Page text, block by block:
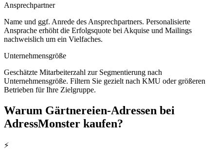
Ansprechpartner
Name und ggf. Anrede des Ansprechpartners. Personalisierte
Ansprache erhöht die Erfolgsquote bei Akquise und Mailings
nachweislich um ein Vielfaches.
Unternehmensgröße
Geschätzte Mitarbeiterzahl zur Segmentierung nach
Unternehmensgröße. Filtern Sie gezielt nach KMU oder größeren
Betrieben für Ihre Zielgruppe.
Warum Gärtnereien-Adressen bei
AdressMonster kaufen?
⚡